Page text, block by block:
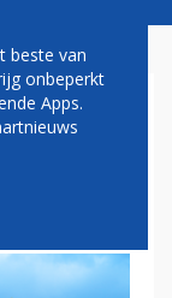
NAAR
beste van
onbeperkt
Apps.